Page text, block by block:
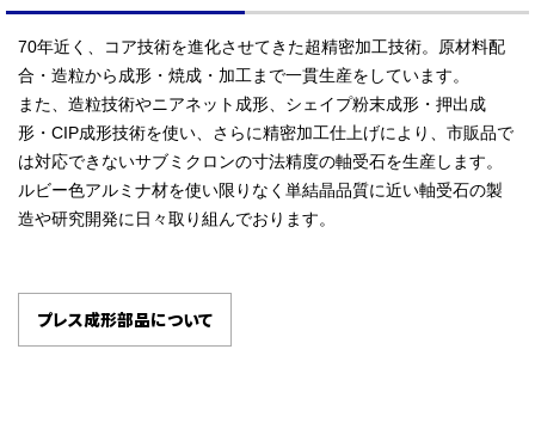
70年近く、コア技術を進化させてきた超精密加工技術。原材料配
合・造粒から成形・焼成・加工まで一貫生産をしています。
また、造粒技術やニアネット成形、シェイプ粉末成形・押出成
形・CIP成形技術を使い、さらに精密加工仕上げにより、市販品で
は対応できないサブミクロンの寸法精度の軸受石を生産します。
ルビー色アルミナ材を使い限りなく単結晶品質に近い軸受石の製
造や研究開発に日々取り組んでおります。
プレス成形部品について